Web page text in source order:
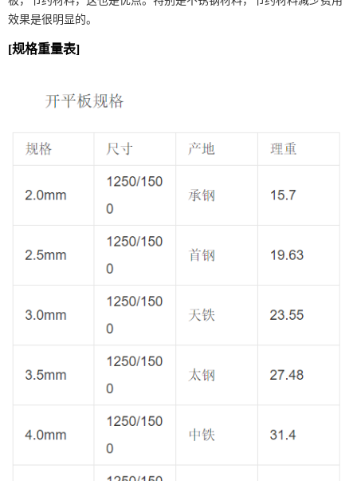
效果是很明显的。
[规格重量表]